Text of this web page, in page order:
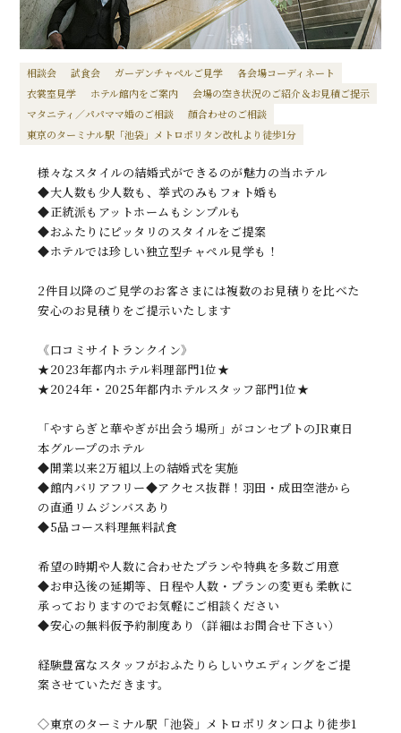
相談会 試食会 ガーデンチャペルご見学
各会場コーディネート
衣裳室見学
ホテル館内をご案内
会場の空き状況のご紹介＆お見積ご提示
マタニティ／パパママ婚のご相談
顔合わせのご相談
東京のターミナル駅「池袋」メトロポリタン改札より徒歩1分
様々なスタイルの結婚式ができるのが魅力の当ホテル
◆大人数も少人数も、挙式のみもフォト婚も
◆正統派もアットホームもシンプルも
◆おふたりにピッタリのスタイルをご提案
◆ホテルでは珍しい独立型チャペル見学も！
2件目以降のご見学のお客さまには複数のお見積りを比べた
安心のお見積りをご提示いたします
《口コミサイトランクイン》
★2023年都内ホテル料理部門1位★
★2024年・2025年都内ホテルスタッフ部門1位★
「やすらぎと華やぎが出会う場所」がコンセプトのJR東日
本グループのホテル
◆開業以来2万組以上の結婚式を実施
◆館内バリアフリー◆アクセス抜群！羽田・成田空港から
の直通リムジンバスあり
◆5品コース料理無料試食
希望の時期や人数に合わせたプランや特典を多数ご用意
◆お申込後の延期等、日程や人数・プランの変更も柔軟に
承っておりますのでお気軽にご相談ください
◆安心の無料仮予約制度あり（詳細はお問合せ下さい）
経験豊富なスタッフがおふたりらしいウエディングをご提
案させていただきます。
◇東京のターミナル駅「池袋」メトロポリタン口より徒歩1